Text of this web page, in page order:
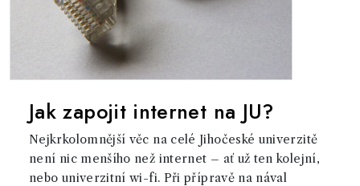
Jak zapojit internet na JU?
Nejkrkolomnější věc na celé Jihočeské univerzitě
není nic menšího než internet – ať už ten kolejní,
nebo univerzitní wi-fi. Při přípravě na nával